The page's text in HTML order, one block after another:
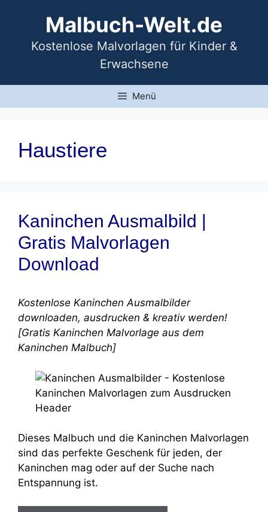
Malbuch-Welt.de
Kostenlose Malvorlagen für Kinder &
Erwachsene
Menü
Haustiere
Kaninchen Ausmalbild |
Gratis Malvorlagen
Download
Kostenlose Kaninchen Ausmalbilder
downloaden, ausdrucken & kreativ werden!
[Gratis Kaninchen Malvorlage aus dem
Kaninchen Malbuch]
Dieses Malbuch und die Kaninchen Malvorlagen
sind das perfekte Geschenk für jeden, der
Kaninchen mag oder auf der Suche nach
Entspannung ist.